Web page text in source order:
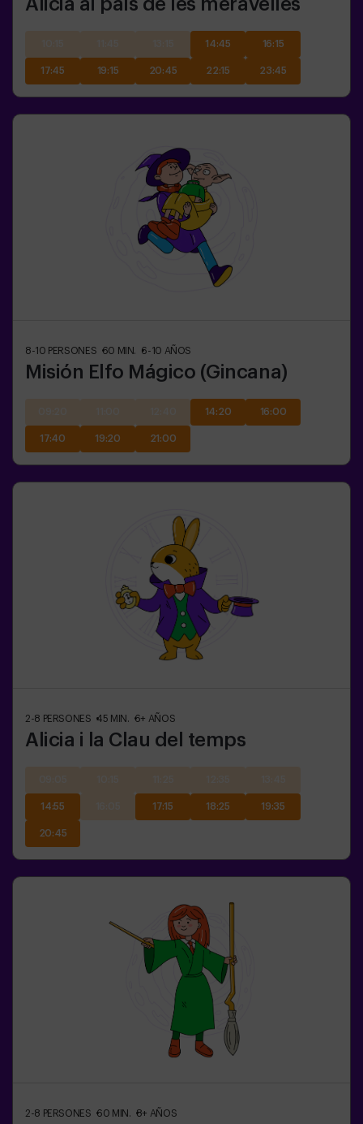
Alicia al país de les meravelles
14:45 16:15
17:45 19:15 20:45 22:15 23:45
8-10 PERSONES 60 MIN. 6-10 AÑOS
Misión Elfo Mágico (Gincana)
14:20 16:00
17:40 19:20 21:00
2-8 PERSONES 45 MIN. 6+ AÑOS
Alicia i la Clau del temps
14:55 17:15 18:25 19:35
20:45
2-8 PERSONES 60 MIN. 8+ AÑOS